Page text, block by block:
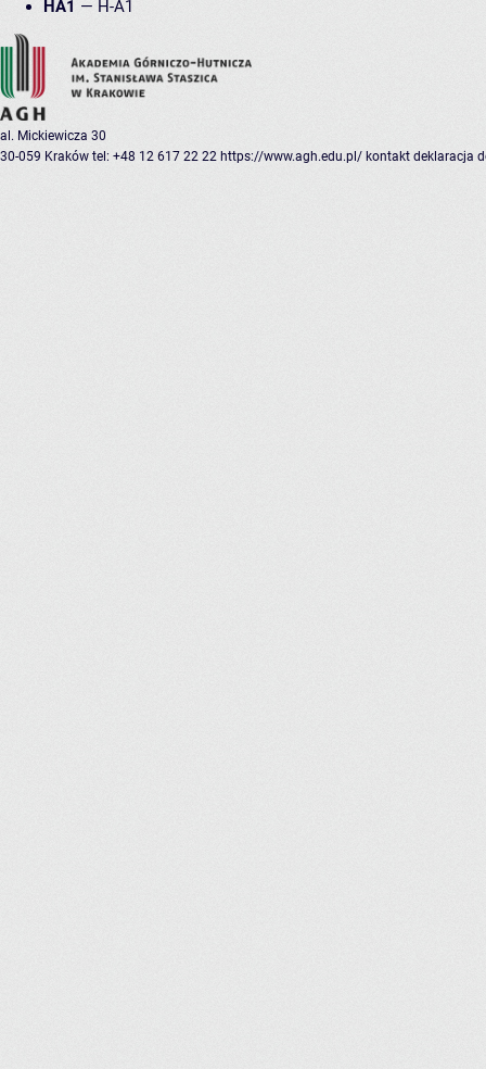
HA1 — H-A1
al. Mickiewicza 30
30-059 Kraków tel: +48 12 617 22 22 https://www.agh.edu.pl/ kontakt deklaracja